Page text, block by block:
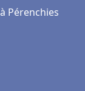
Pérenchies